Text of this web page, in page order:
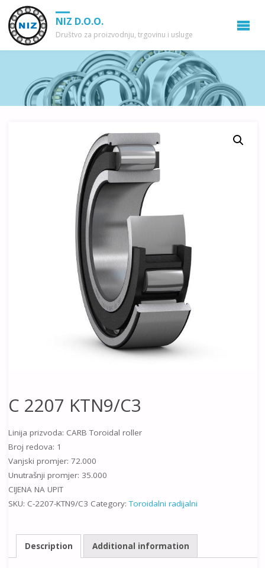
NIZ D.O.O.
Društvo za proizvodnju, trgovinu i usluge
C 2207 KTN9/C3
Linija prizvoda: CARB Toroidal roller
Broj redova: 1
Vanjski promjer: 72.000
Unutrašnji promjer: 35.000
CIJENA NA UPIT
SKU: C-2207-KTN9/C3 Category:Toroidalni radijalni
Description Additional information